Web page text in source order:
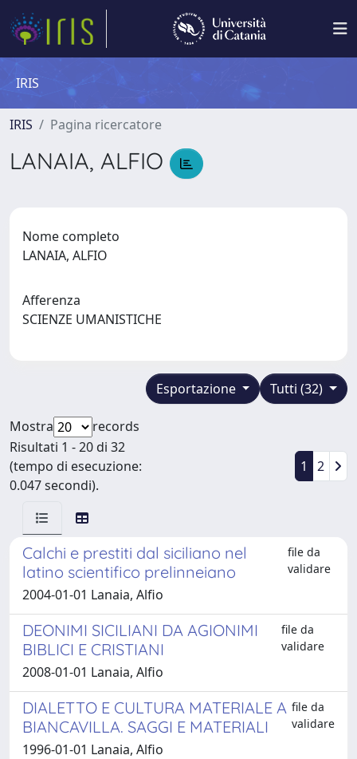
IRIS
IRIS Pagina ricercatore
LANAIA, ALFIO
Nome completo
LANAIA, ALFIO
Afferenza
SCIENZE UMANISTICHE
Tutti (32)
Esportazione
Mostra
records
Risultati 1 - 20 di 32
(tempo di esecuzione:
0.047 secondi).
1 2
Calchi e prestiti dal siciliano nel
latino scientifico prelinneiano
file da
validare
2004-01-01 Lanaia, Alfio
DEONIMI SICILIANI DA AGIONIMI
BIBLICI E CRISTIANI
file da
validare
2008-01-01 Lanaia, Alfio
DIALETTO E CULTURA MATERIALE A
BIANCAVILLA. SAGGI E MATERIALI
file da
validare
1996-01-01 Lanaia, Alfio